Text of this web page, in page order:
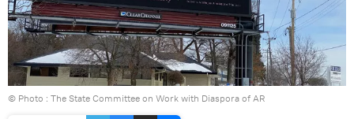
© Photo : The State Committee on Work with Diaspora of AR